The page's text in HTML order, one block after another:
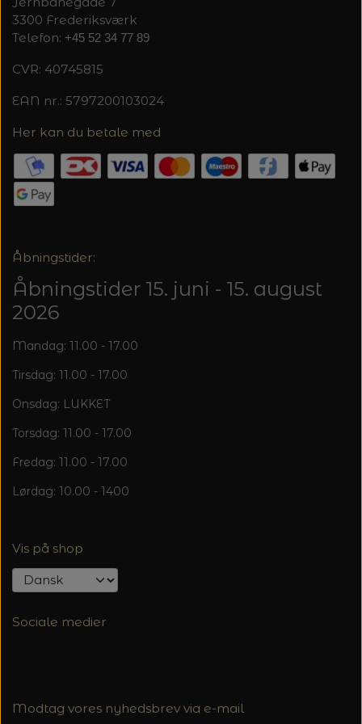
3300 Frederiksværk
Telefon: +45 52 34 77 89
CVR: 40745815
EAN nr.: 5797200103024
Her kan du betale med
Åbningstider:
Åbningstider 15. juni - 15. august
2026
Mandag: 11.00 - 17.00
Tirsdag: 11.00 - 17.00
Onsdag: LUKKET
Torsdag: 11.00 - 17.00
Fredag: 11.00 - 17.00
Lørdag: 10.00 - 1400
Vis på shop
Sociale medier
Modtag vores nyhedsbrev via e-mail